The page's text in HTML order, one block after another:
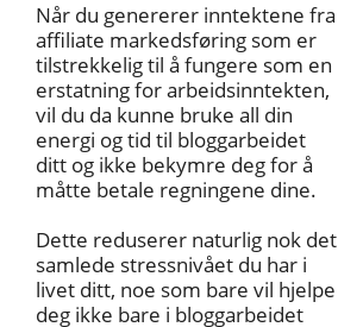
Når du genererer inntektene fra
affiliate markedsføring som er
tilstrekkelig til å fungere som en
erstatning for arbeidsinntekten,
vil du da kunne bruke all din
energi og tid til bloggarbeidet
ditt og ikke bekymre deg for å
måtte betale regningene dine.
Dette reduserer naturlig nok det
samlede stressnivået du har i
livet ditt, noe som bare vil hjelpe
deg ikke bare i bloggarbeidet